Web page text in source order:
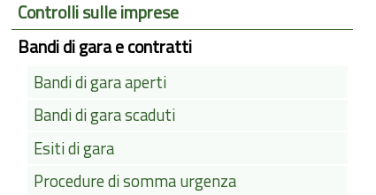
Controlli sulle imprese
Bandi di gara e contratti
Bandi di gara aperti
Bandi di gara scaduti
Esiti di gara
Procedure di somma urgenza